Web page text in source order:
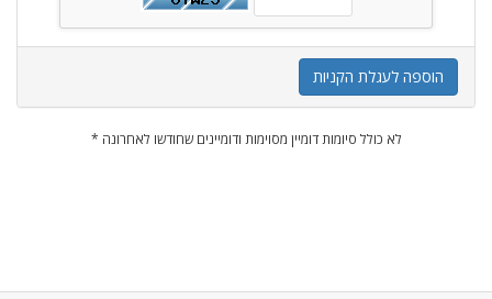
הוספה לעגלת הקניות
* לא כולל סיומות דומיין מסוימות ודומיינים שחודשו לאחרונה